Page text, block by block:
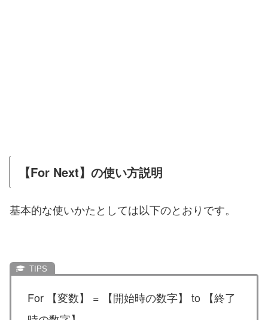
【For Next】の使い方説明
基本的な使いかたとしては以下のとおりです。
For 【変数】 = 【開始時の数字】 to 【終了